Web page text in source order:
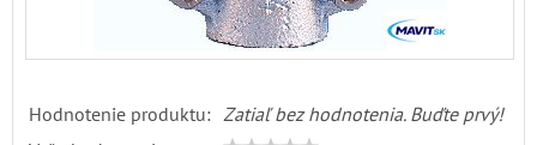
Hodnotenie produktu: Zatiaľ bez hodnotenia. Buďte prvý!